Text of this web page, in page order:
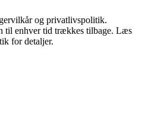
og privatlivspolitik.
til enhver tid trækkes tilbage. Læs
for detaljer.